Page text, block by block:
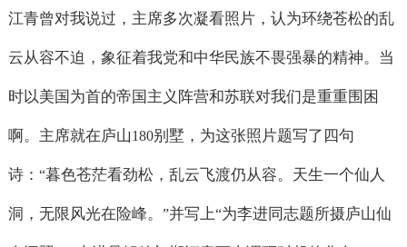
江青曾对我说过，主席多次凝看照片，认为环绕苍松的乱
云从容不迫，象征着我党和中华民族不畏强暴的精神。当
时以美国为首的帝国主义阵营和苏联对我们是重重围困
啊。主席就在庐山180别墅，为这张照片题写了四句
诗： “暮色苍茫看劲松，乱云飞渡仍从容。天生一个仙人
洞，无限风光在险峰。 ”并写上“为李进同志题所摄庐山仙